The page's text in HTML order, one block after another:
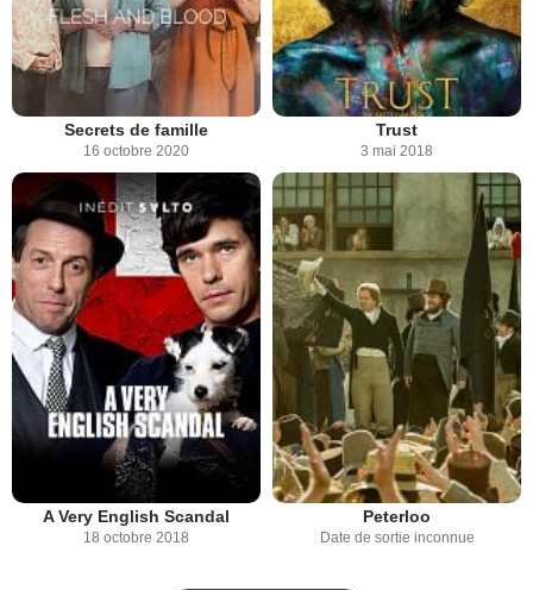
Secrets de famille
16 octobre 2020
Trust
3 mai 2018
A Very English Scandal
18 octobre 2018
Peterloo
Date de sortie inconnue